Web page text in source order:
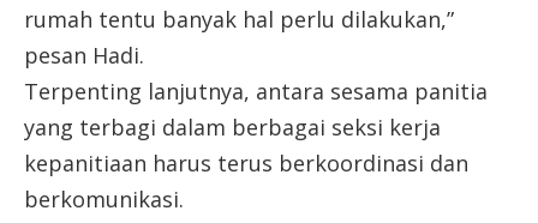
rumah tentu banyak hal perlu dilakukan,”
pesan Hadi.
Terpenting lanjutnya, antara sesama panitia
yang terbagi dalam berbagai seksi kerja
kepanitiaan harus terus berkoordinasi dan
berkomunikasi.